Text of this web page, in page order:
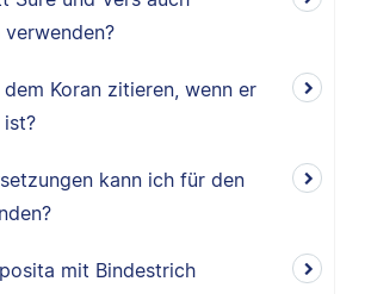
verwenden?
dem Koran zitieren, wenn er
kann ich für den
mit Bindestrich